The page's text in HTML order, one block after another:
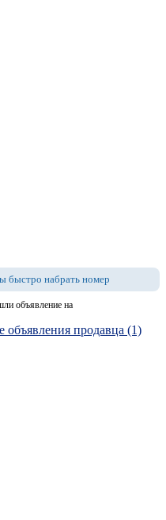
быстро набрать номер
объявление на
объявления продавца (1)